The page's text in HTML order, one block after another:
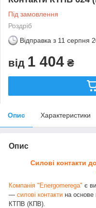
Під замовлення
Роздріб
Відправка з 11 серпня
від 1 404 ₴
Опис Характеристики
Опис
Силові контакти
Компанія "Energomerega" є
— силові контакти на основе
КТПВ (КПВ).